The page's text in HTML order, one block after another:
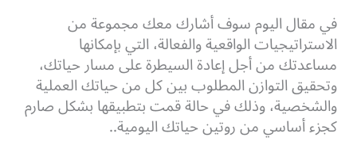
في مقال اليوم سوف أشارك معك مجموعة من
الاستراتيجيات الواقعية والفعالة، التي بإمكانها
مساعدتك من أجل إعادة السيطرة على مسار حياتك،
وتحقيق التوازن المطلوب بين كل من حياتك العملية
والشخصية، وذلك في حالة قمت بتطبيقها بشكل صارم
كجزء أساسي من روتين حياتك اليومية..